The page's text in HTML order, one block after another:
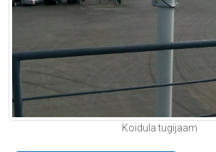
Koidula tugijaam